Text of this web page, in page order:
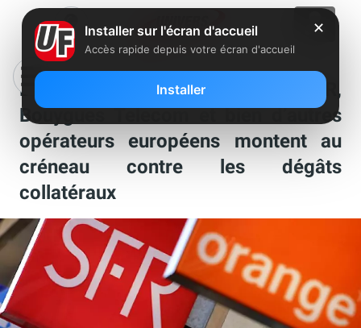
Blocage IPTV : Orange, SFR,
Bouygues Telecom et bien d’autres
opérateurs européens montent au
créneau contre les dégâts
collatéraux
✕
Installer sur l'écran d'accueil
Accès rapide depuis votre écran d'accueil
Installer